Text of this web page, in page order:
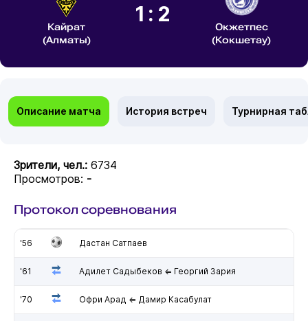
Кайрат
(Алматы)
1:2
Окжетпес
(Кокшетау)
Описание матча История встреч Турнирная
Зрители, чел.: 6734
Просмотров: -
Протокол соревнования
'56 Дастан Сатпаев
'61 Адилет Садыбеков ⇐ Георгий Зария
'70 Офри Арад ⇐ Дамир Касабулат